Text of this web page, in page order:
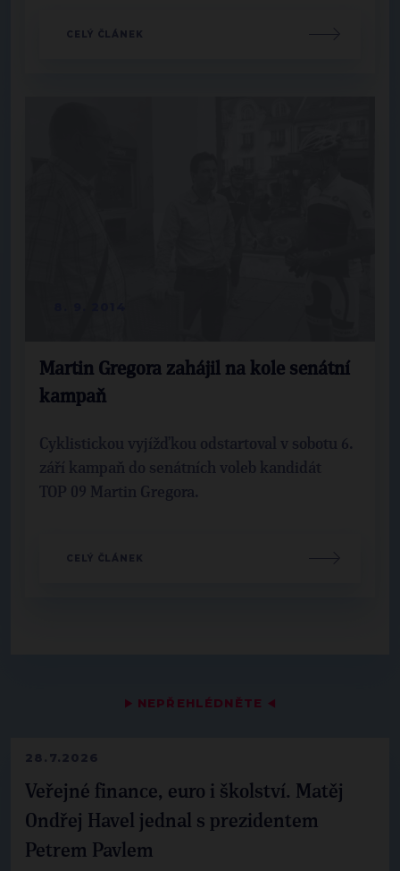
▶ NEPŘEHLÉDNĚTE ◀
28.7.2026
Veřejné finance, euro i školství. Matěj
Ondřej Havel jednal s prezidentem
Petrem Pavlem
CELÝ ČLÁNEK
Martin Gregora zahájil na kole senátní
kampaň
Cyklistickou vyjížďkou odstartoval v sobotu 6.
září kampaň do senátních voleb kandidát
TOP 09 Martin Gregora.
CELÝ ČLÁNEK